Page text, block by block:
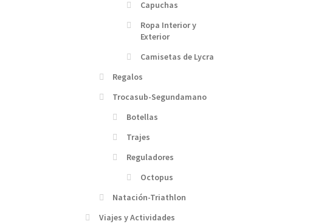
Capuchas
Ropa Interior y
Exterior
Camisetas de Lycra
Regalos
Trocasub-Segundamano
Botellas
Trajes
Reguladores
Octopus
Natación-Triathlon
Viajes y Actividades